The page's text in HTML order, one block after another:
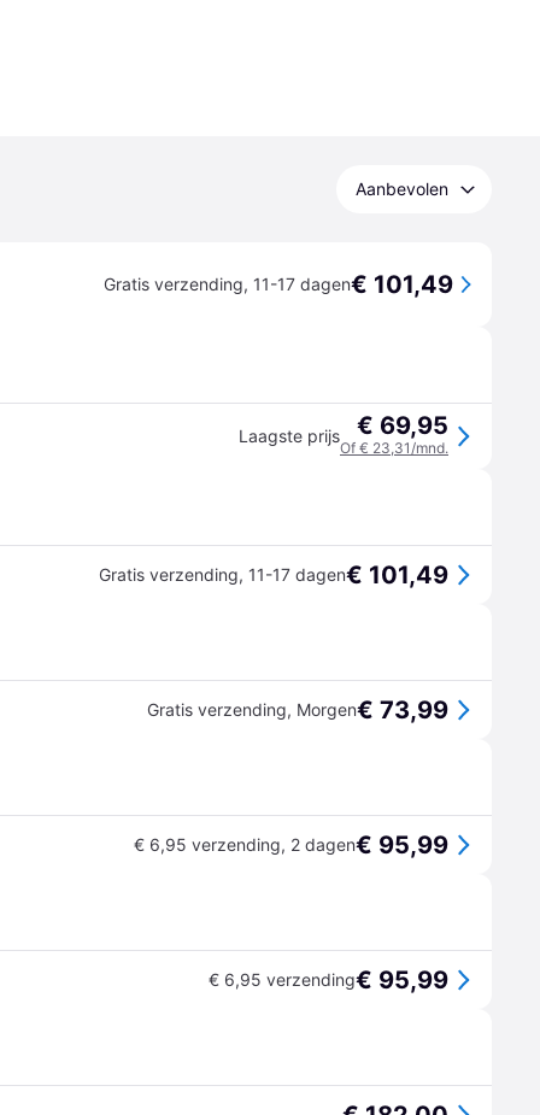
Aanbevolen
Gratis verzending, 11-17 dagen€ 101,49
Laagste prijs € 69,95
Of € 23,31/mnd.
Gratis verzending, 11-17 dagen€ 101,49
Gratis verzending, Morgen€ 73,99
€ 6,95 verzending, 2 dagen€ 95,99
€ 6,95 verzending€ 95,99